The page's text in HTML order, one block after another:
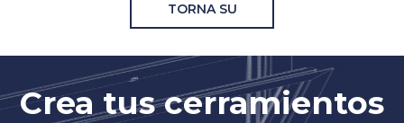
TORNA SU
Crea tus cerramientos